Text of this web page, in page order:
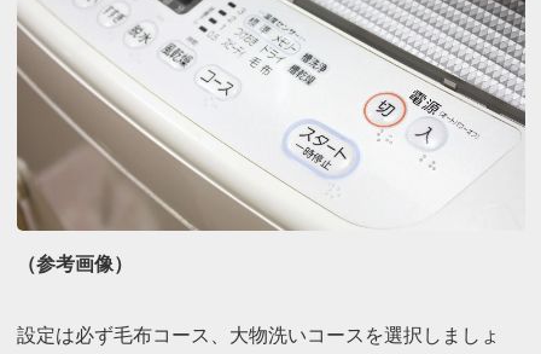
（参考画像）
設定は必ず毛布コース、大物洗いコースを選択しましょ